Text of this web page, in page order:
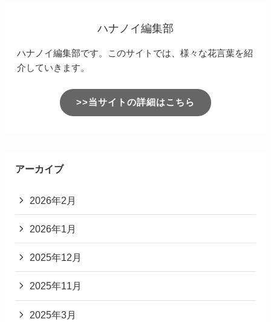
ハナノイ編集部
ハナノイ編集部です。このサイトでは、様々な花言葉を紹
介していきます。
>>当サイトの詳細はこちら
アーカイブ
2026年2月
2026年1月
2025年12月
2025年11月
2025年3月